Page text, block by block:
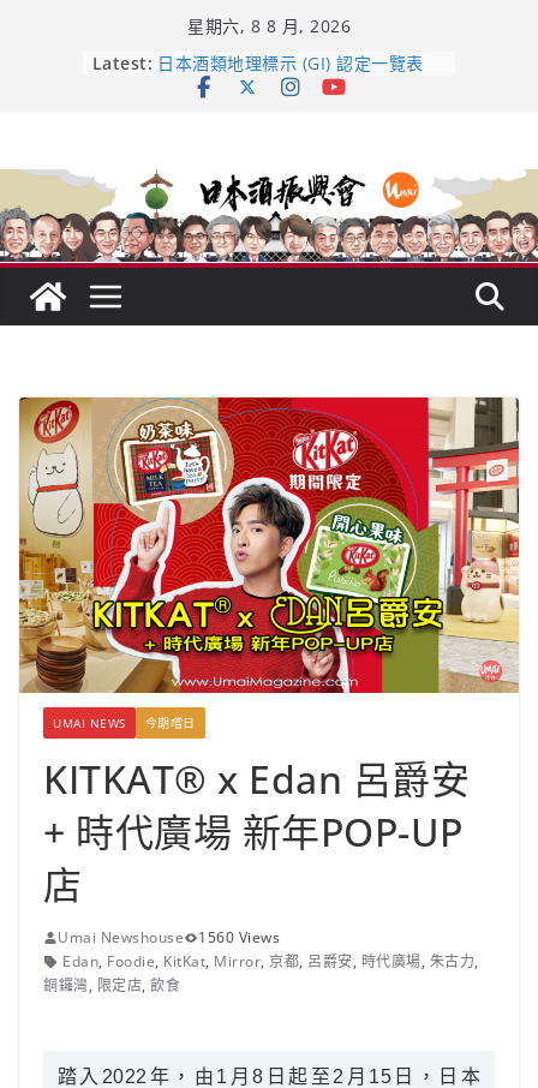
星期六, 8 8 月, 2026
Latest: 龜之井酒造：口說上手 – 山形純米大
吟釀的堅持與傳承 ～ くどき上手
響 𝟭𝟮 年 復活了!
【酒業商戰】130年老酒藏殺入股票
市場！梅乃宿上市背後的密碼
UMAI NEWS 今期嚐日
KITKAT® x Edan 呂爵安
+ 時代廣場 新年POP-UP
店
Umai Newshouse
1560 Views
Edan, Foodie, KitKat, Mirror, 京都, 呂爵安, 時代廣場, 朱古力,
銅鑼灣, 限定店, 飲食
踏入2022年，由1月8日起至2月15日，日本